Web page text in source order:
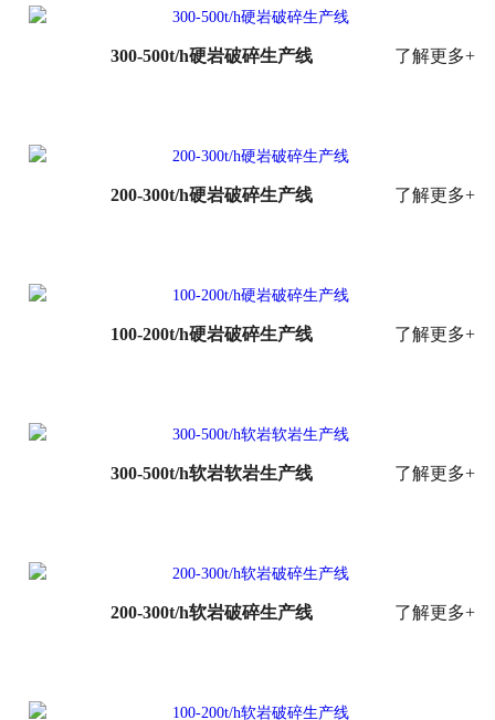
联
300-500t/h硬岩破碎生产线 了解更多+
200-300t/h硬岩破碎生产线 了解更多+
100-200t/h硬岩破碎生产线 了解更多+
300-500t/h软岩软岩生产线 了解更多+
200-300t/h软岩破碎生产线 了解更多+